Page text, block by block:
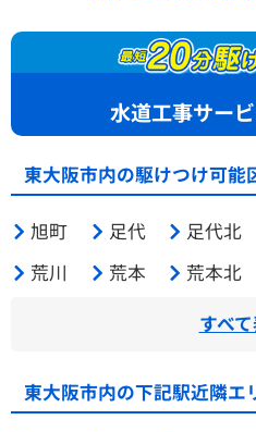
水道工事サー
東大阪市内の駆けつけ可能
旭町 足代 足代北
荒川
荒本 荒本北
すべ
東大阪市内の下記駅近隣エ